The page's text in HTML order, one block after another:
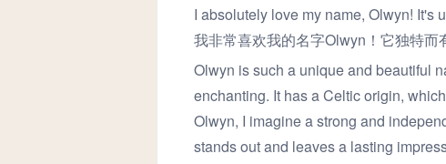
I absolutely love my name, Olwyn! It's
我非常喜欢我的名字Olwyn！它独特而
Olwyn is such a unique and beautiful
enchanting. It has a Celtic origin,
Olwyn, I imagine a strong and
stands out and leaves a lasting